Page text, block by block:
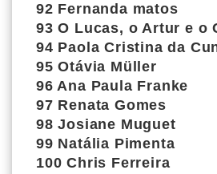
92 Fernanda matos
93 O Lucas, o Artur e o
94 Paola Cristina da
95 Otávia Müller
96 Ana Paula Franke
97 Renata Gomes
98 Josiane Muguet
99 Natália Pimenta
100 Chris Ferreira